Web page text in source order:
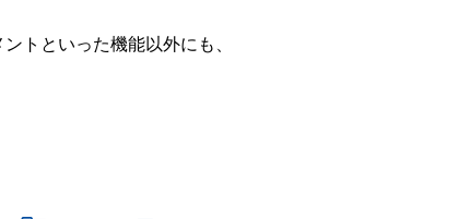
トといった機能以外にも、